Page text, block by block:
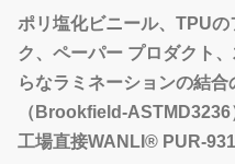
ポリ塩化ビニール、TPU
ク、ペーパー プロダクト
らなラミネーションの結
（Brookfield-
工場直接WANLI® PUR-